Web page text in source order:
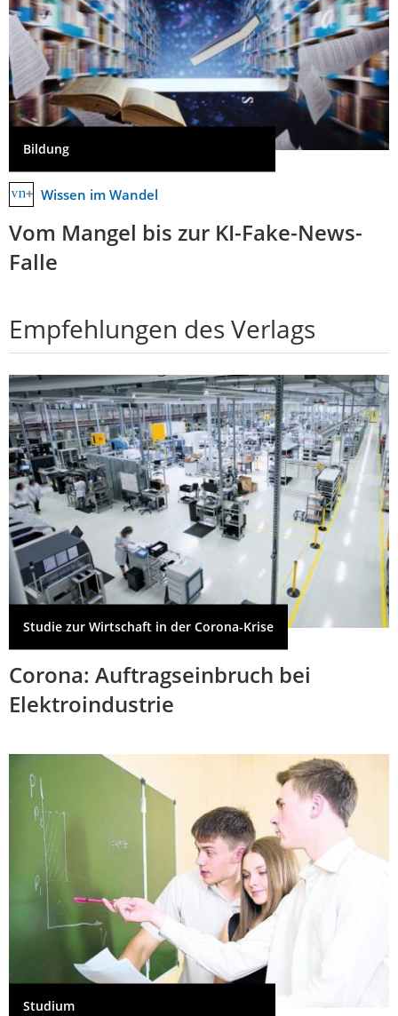
Bildung
Wissen im Wandel
Vom Mangel bis zur KI-Fake-News-
Falle
Empfehlungen des Verlags
Studie zur Wirtschaft in der Corona-Krise
Corona: Auftragseinbruch bei
Elektroindustrie
Studium